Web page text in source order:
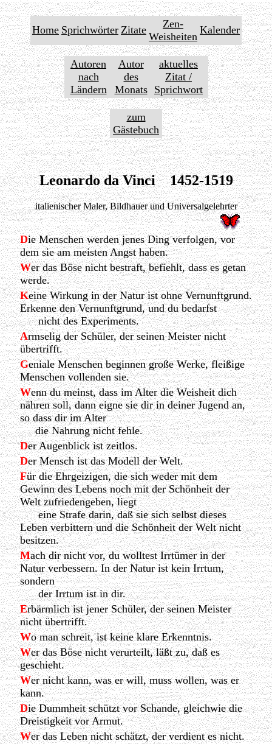
Home Sprichwörter Zitate
Zen-
Weisheiten
Kalender
Autoren
nach
Ländern
Autor
des
Monats
aktuelles
Zitat /
Sprichwort
zum
Gästebuch
Leonardo da Vinci 1452-1519
italienischer Maler, Bildhauer und Universalgelehrter
Die Menschen werden jenes Ding verfolgen, vor
dem sie am meisten Angst haben.
Wer das Böse nicht bestraft, befiehlt, dass es getan
werde.
Keine Wirkung in der Natur ist ohne Vernunftgrund.
Erkenne den Vernunftgrund, und du bedarfst
nicht des Experiments.
Armselig der Schüler, der seinen Meister nicht
übertrifft.
Geniale Menschen beginnen große Werke, fleißige
Menschen vollenden sie.
Wenn du meinst, dass im Alter die Weisheit dich
nähren soll, dann eigne sie dir in deiner Jugend an,
so dass dir im Alter
die Nahrung nicht fehle.
Der Augenblick ist zeitlos.
Der Mensch ist das Modell der Welt.
Für die Ehrgeizigen, die sich weder mit dem
Gewinn des Lebens noch mit der Schönheit der
Welt zufriedengeben, liegt
eine Strafe darin, daß sie sich selbst dieses
Leben verbittern und die Schönheit der Welt nicht
besitzen.
Mach dir nicht vor, du wolltest Irrtümer in der
Natur verbessern. In der Natur ist kein Irrtum,
sondern
der Irrtum ist in dir.
Erbärmlich ist jener Schüler, der seinen Meister
nicht übertrifft.
Wo man schreit, ist keine klare Erkenntnis.
Wer das Böse nicht verurteilt, läßt zu, daß es
geschieht.
Wer nicht kann, was er will, muss wollen, was er
kann.
Die Dummheit schützt vor Schande, gleichwie die
Dreistigkeit vor Armut.
Wer das Leben nicht schätzt, der verdient es nicht.